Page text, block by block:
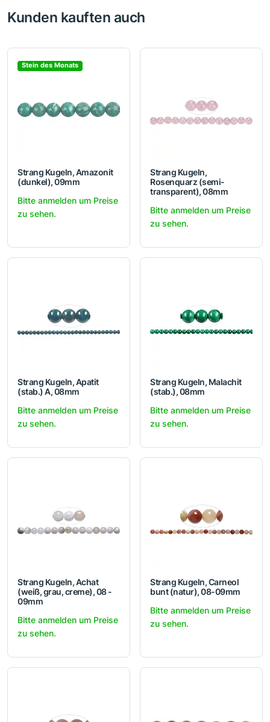
Kunden kauften auch
Stein des Monats
Strang Kugeln, Amazonit
(dunkel), 09mm
Bitte anmelden um Preise
zu sehen.
Strang Kugeln,
Rosenquarz (semi-
transparent), 08mm
Bitte anmelden um Preise
zu sehen.
Strang Kugeln, Apatit
(stab.) A, 08mm
Bitte anmelden um Preise
zu sehen.
Strang Kugeln, Malachit
(stab.), 08mm
Bitte anmelden um Preise
zu sehen.
Strang Kugeln, Achat
(weiß, grau, creme), 08 -
09mm
Bitte anmelden um Preise
zu sehen.
Strang Kugeln, Carneol
bunt (natur), 08-09mm
Bitte anmelden um Preise
zu sehen.